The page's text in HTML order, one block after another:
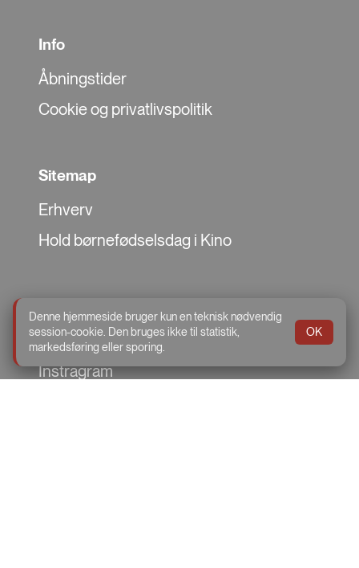
Info
Åbningstider
Cookie og privatlivspolitik
Sitemap
Erhverv
Hold børnefødselsdag i Kino
facebook
Instragram
Denne hjemmeside bruger kun en teknisk nødvendig
session-cookie. Den bruges ikke til statistik,
markedsføring eller sporing.
OK